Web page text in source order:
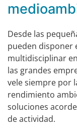
Desde las
pueden disponer
multidisciplinar
las grandes
vele siempre por
rendimiento
soluciones
de actividad.